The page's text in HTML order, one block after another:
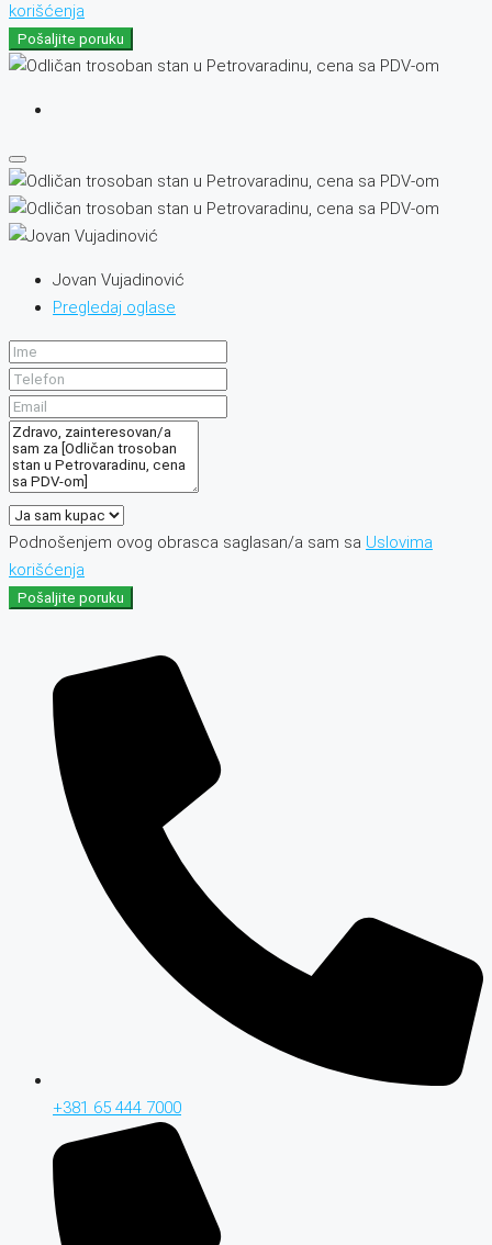
korišćenja
Pošaljite poruku
Jovan Vujadinović
Pregledaj oglase
Podnošenjem ovog obrasca saglasan/a sam sa Uslovima
korišćenja
Pošaljite poruku
+381 65 444 7000